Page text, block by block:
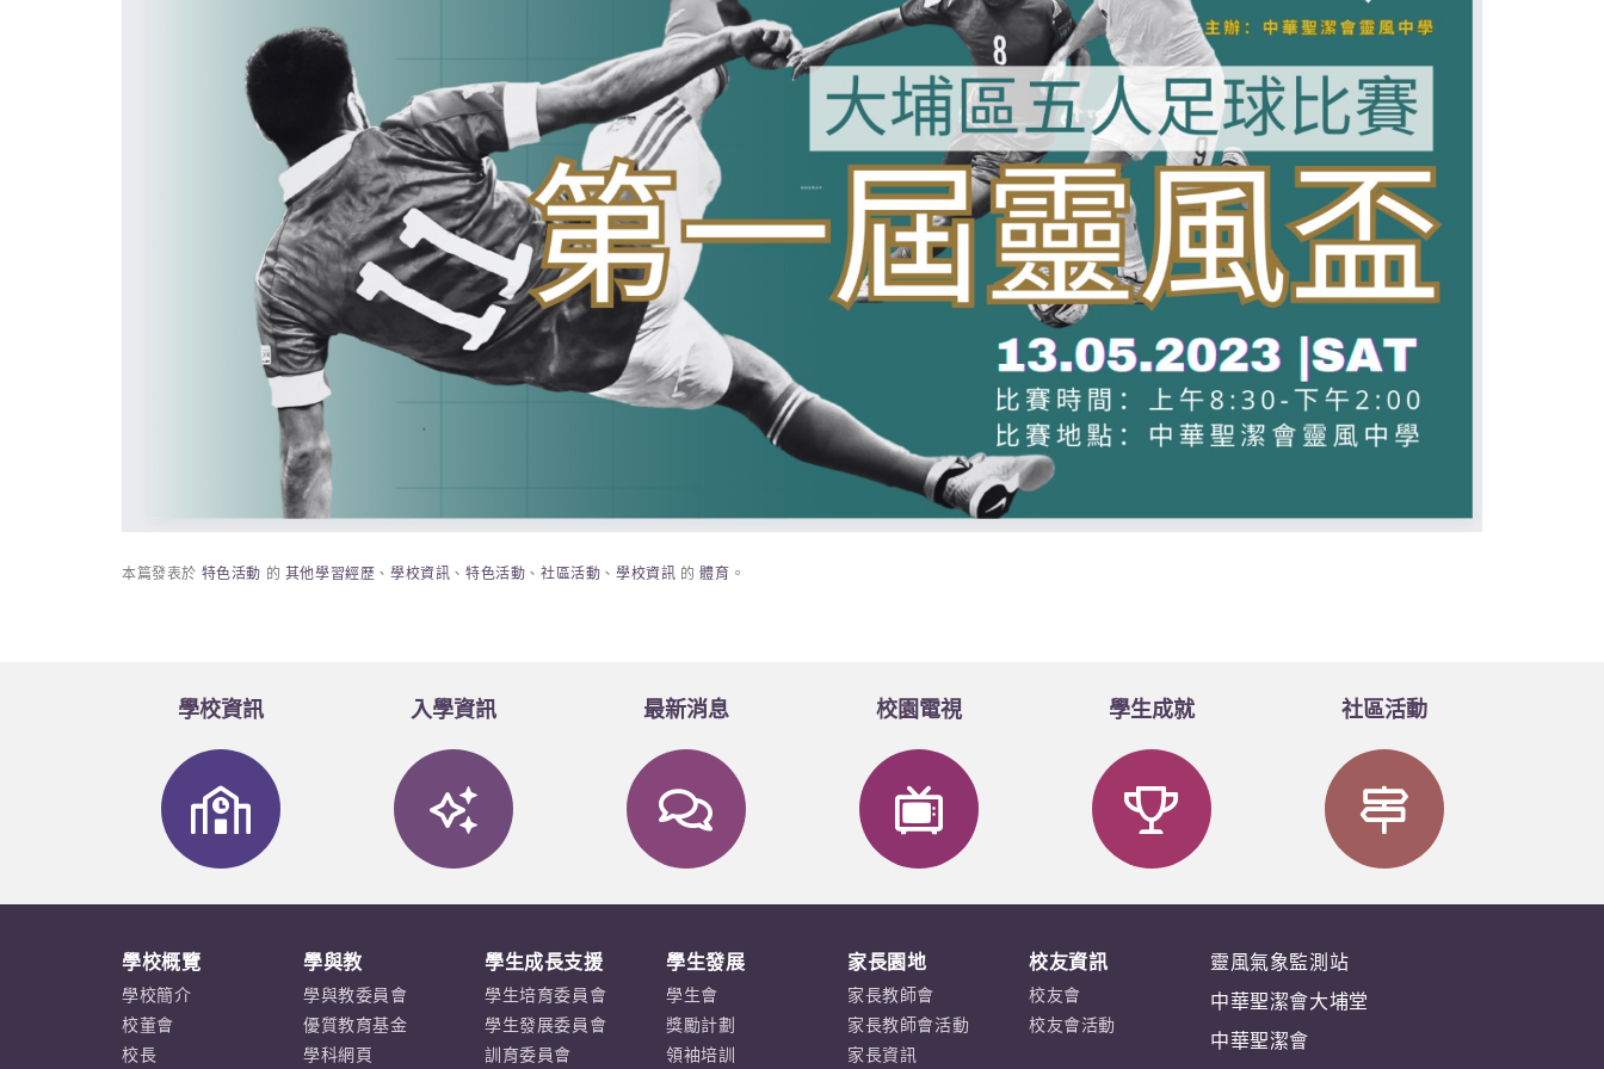
本篇發表於 特色活動 的 其他學習經歷 、學校資訊 、特色活動 、社區活動 、學校資訊 的體育 。
學校資訊 入學資訊 最新消息 校園電視 學生成就 社區活動
學校概覽
學校簡介
校董會
校長
學與教
學與教委員會
優質教育基金
學科網頁
學生成長支援
學生培育委員會
學生發展委員會
訓育委員會
學生發展
學生會
獎勵計劃
領袖培訓
家長園地
家長教師會
家長教師會活動
家長資訊
校友資訊
校友會
校友會活動
靈風氣象監測站
中華聖潔會大埔堂
中華聖潔會